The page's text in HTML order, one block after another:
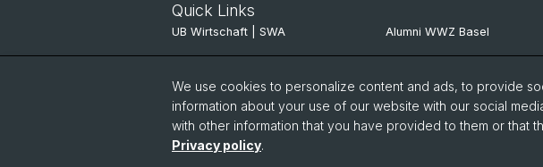
Quick Links
UB Wirtschaft | SWA Alumni WWZ Basel
We use cookies to personalize content and ads, to provide
information about your use of our website with our social
with other information that you have provided to them or that
Privacy policy.